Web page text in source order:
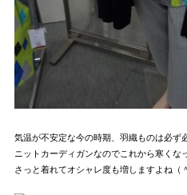
気温が不安定な今の時期、羽織ものは必ず
ニットカーディガンなのでこれから寒くな
さっと着れてオシャレ度も増しますよね（